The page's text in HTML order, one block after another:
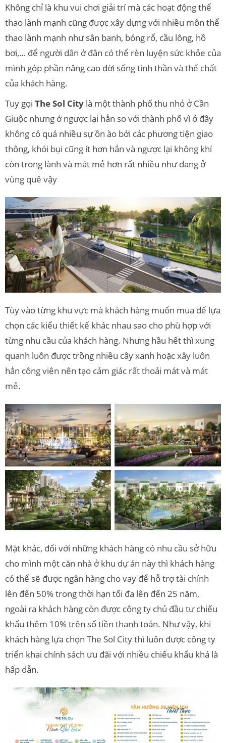
Không chỉ là khu vui chơi giải trí mà các hoạt động thể
thao lành mạnh cũng được xây dựng với nhiều môn thể
thao lành mạnh như sân banh, bóng rổ, cầu lông, hồ
bơi,… để người dân ở đân có thể rèn luyện sức khỏe của
mình góp phần nâng cao đời sống tinh thần và thể chất
của khách hàng.
Tuy gọi The Sol City là một thành phố thu nhỏ ở Cần
Giuộc nhưng ở ngược lại hẳn so với thành phố vì ở đây
không có quá nhiều sự ồn ào bởi các phương tiện giao
thông, khói bụi cũng ít hơn hẳn và ngược lại không khí
còn trong lành và mát mẻ hơn rất nhiều như đang ở
vùng quê vậy
Tùy vào từng khu vực mà khách hàng muốn mua để lựa
chọn các kiểu thiết kế khác nhau sao cho phù hợp với
từng nhu cầu của khách hàng. Nhưng hầu hết thì xung
quanh luôn được trồng nhiều cây xanh hoặc xây luôn
hẳn công viên nên tạo cảm giác rất thoải mát và mát
mẻ.
Mặt khác, đối với những khách hàng có nhu cầu sở hữu
cho mình một căn nhà ở khu dự án này thì khách hàng
có thể sẽ được ngân hàng cho vay để hỗ trợ tài chính
lên đến 50% trong thời hạn tối đa lên đến 25 năm,
ngoài ra khách hàng còn được công ty chủ đầu tư chiếu
khấu thêm 10% trên số tiền thanh toán. Như vậy, khi
khách hàng lựa chọn The Sol City thì luôn được công ty
triển khai chính sách ưu đãi với nhiều chiếu khấu khá là
hấp dẫn.